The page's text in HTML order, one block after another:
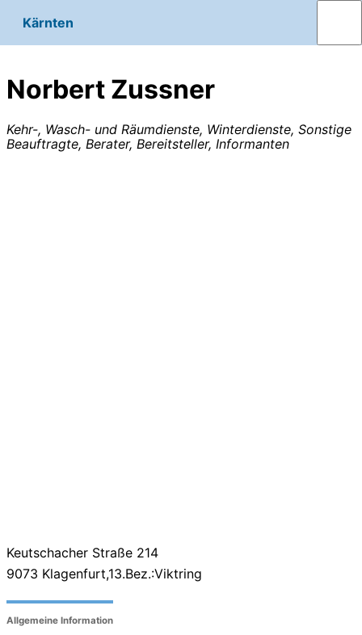
Kärnten
Norbert Zussner
Kehr-, Wasch- und Räumdienste, Winterdienste, Sonstige
Beauftragte, Berater, Bereitsteller, Informanten
Keutschacher Straße 214
9073 Klagenfurt,13.Bez.:Viktring
Allgemeine Information